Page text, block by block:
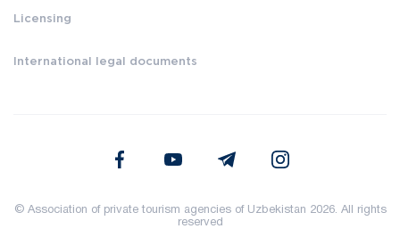
Licensing
International legal documents
© Association of private tourism agencies of Uzbekistan 2026. All rights
reserved